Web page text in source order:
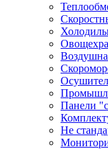
Панели
Не